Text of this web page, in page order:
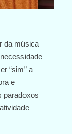
da música
“sim” a
e
paradoxos